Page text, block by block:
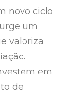
novo ciclo
um
valoriza
em
de